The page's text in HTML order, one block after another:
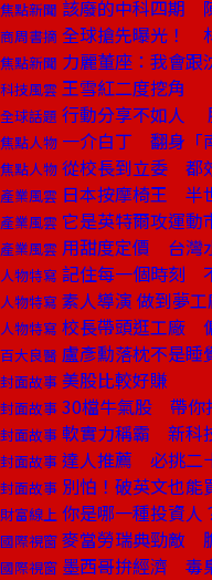
焦點新聞 該廢的中科四期
商周書摘 全球搶先曝光！
焦點新聞 力麗董座：我會跟
科技風雲 王雪紅二度挖角
全球話題 行動分享不如人
焦點人物 一介白丁 翻身「
焦點人物 從校長到立委 都
產業風雲 日本按摩椅王 半
產業風雲 它是英特爾攻運動
產業風雲 用甜度定價 台灣
人物特寫 記住每一個時刻
人物特寫 素人導演 做到夢
人物特寫 校長帶頭逛工廠
百大良醫 盧彥勳落枕不是睡
封面故事 美股比較好賺
封面故事 30檔牛氣股 帶你
封面故事 軟實力稱霸 新科
封面故事 達人推薦 必挑二
封面故事 別怕！破英文也能
財富線上 你是哪一種投資人
國際視窗 麥當勞瑞典勁敵
國際視窗 墨西哥拚經濟 毒